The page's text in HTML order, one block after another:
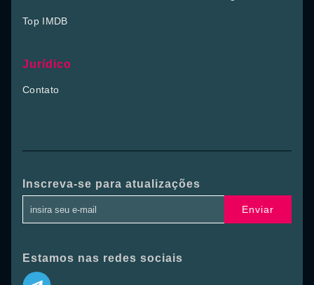
Top IMDB
Jurídico
Contato
Inscreva-se para atualizações
Enviar
Estamos nas redes sociais